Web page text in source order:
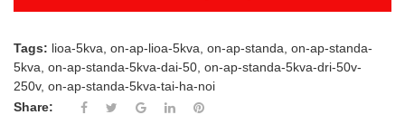
Tags: lioa-5kva on-ap-lioa-5kva on-ap-standa on-ap-standa-
5kva on-ap-standa-5kva-dai-50 on-ap-standa-5kva-dri-50v-
250v, on-ap-standa-5kva-tai-ha-noi
Share: